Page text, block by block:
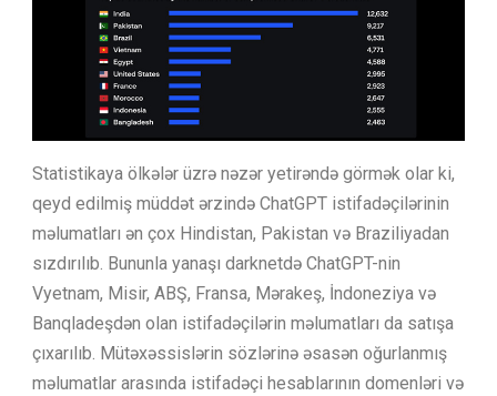
Statistikaya ölkələr üzrə nəzər yetirəndə görmək olar ki,
qeyd edilmiş müddət ərzində ChatGPT istifadəçilərinin
məlumatları ən çox Hindistan, Pakistan və Braziliyadan
sızdırılıb. Bununla yanaşı darknetdə ChatGPT-nin
Vyetnam, Misir, ABŞ, Fransa, Mərakeş, İndoneziya və
Banqladeşdən olan istifadəçilərin məlumatları da satışa
çıxarılıb. Mütəxəssislərin sözlərinə əsasən oğurlanmış
məlumatlar arasında istifadəçi hesablarının domenləri və